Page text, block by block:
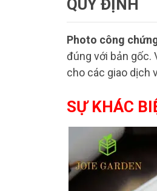
QUY ĐỊNH
Photo công
đúng với bản gốc.
cho các giao dịch
SỰ KHÁC